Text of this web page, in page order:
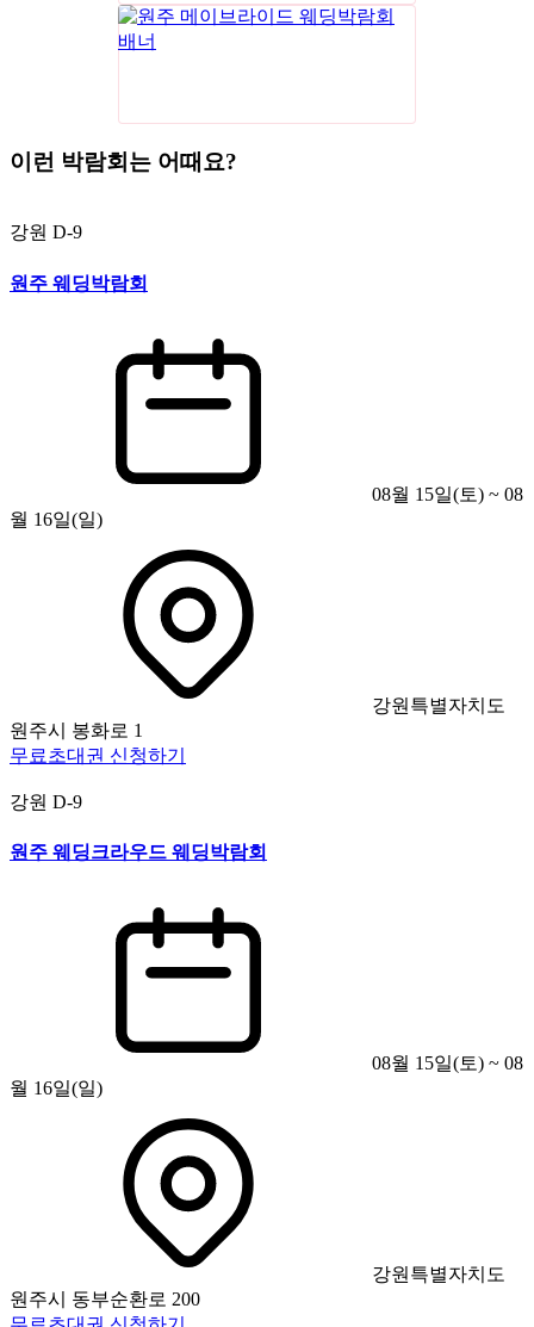
이런 박람회는 어때요?
강원 D-9
원주 웨딩박람회
08월 15일(토) ~ 08
월 16일(일)
강원특별자치도
원주시 봉화로 1
무료초대권 신청하기
강원 D-9
원주 웨딩크라우드 웨딩박람회
08월 15일(토) ~ 08
월 16일(일)
강원특별자치도
원주시 동부순환로 200